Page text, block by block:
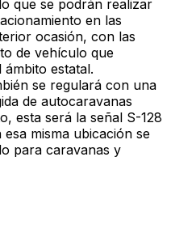
que se podrán realizar
en las
ocasión, con las
de vehículo que
estatal.
se regulará con una
de autocaravanas
esta será la señal S-128
misma ubicación se
para caravanas y